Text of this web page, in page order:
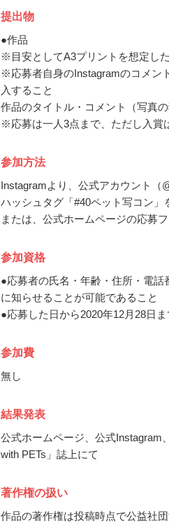
提出物
●作品
※目安としてA3プリントを想定し
※応募者自身のInstagramのコメン
入すること
作品のタイトル・コメント（写真
※応募は一人3点まで、ただし入賞
参加方法
Instagramより、公式アカウント（
ハッシュタグ「#40ペット写コン」
または、公式ホームページの応募
参加資格
●応募者の氏名・年齢・住所・電
に知らせることが可能であること
●応募した日から2020年12月28日
参加費
無し
結果発表
公式ホームページ、公式Instagram
with PETs」誌上にて
著作権の扱い
作品の著作権は投稿時点で公益社